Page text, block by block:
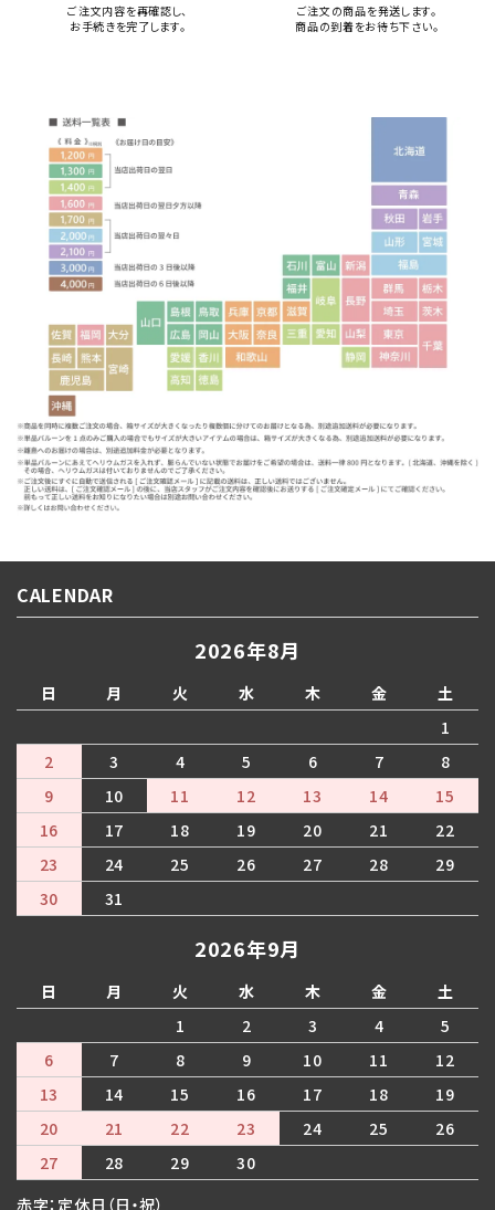
ご注文内容を再確認し、
お手続きを完了します。
ご注文の商品を発送します。
商品の到着をお待ち下さい。
CALENDAR
2026年8月
日 月 火 水 木 金
土
1
2
3 4 5 6 7
8
9
10 11 12 13 14
15
16
17 18 19 20 21
22
23
24 25 26 27 28
29
30
31
2026年9月
日 月 火 水 木 金
土
1
2 3 4
5
6
7 8 9 10 11
12
13
14 15 16 17 18
19
20
21 22 23 24 25
26
27
28 29
30
赤字：定休日（日・祝）